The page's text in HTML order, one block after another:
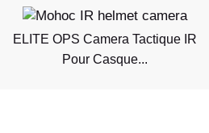
ELITE OPS Camera Tactique IR
Pour Casque...